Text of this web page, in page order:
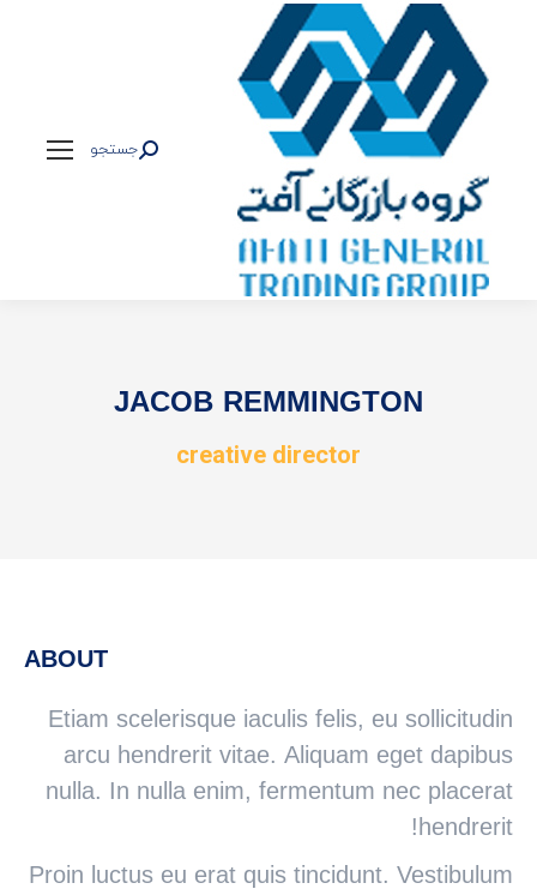
جستجو:
جستجو
JACOB REMMINGTON
creative director
ABOUT
Etiam scelerisque iaculis felis, eu sollicitudin
arcu hendrerit vitae. Aliquam eget dapibus
nulla. In nulla enim, fermentum nec placerat
hendrerit!
Proin luctus eu erat quis tincidunt. Vestibulum